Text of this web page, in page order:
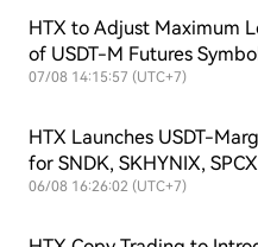
HTX to Adjust Maximum
of USDT-M Futures
07/08 14:15:57 (UTC+7)
HTX Launches USDT-
for SNDK, SKHYNIX,
TSLAX
06/08 16:26:02 (UTC+7)